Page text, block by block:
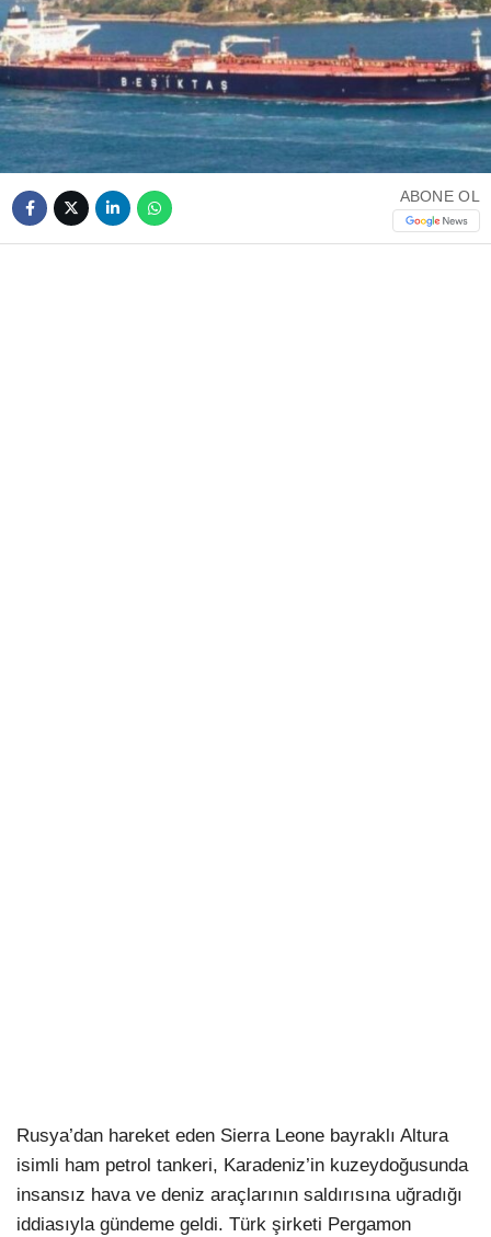
Instagram
Youtube
ABONE OL
Rusya’dan hareket eden Sierra Leone bayraklı Altura
isimli ham petrol tankeri, Karadeniz’in kuzeydoğusunda
insansız hava ve deniz araçlarının saldırısına uğradığı
iddiasıyla gündeme geldi. Türk şirketi Pergamon